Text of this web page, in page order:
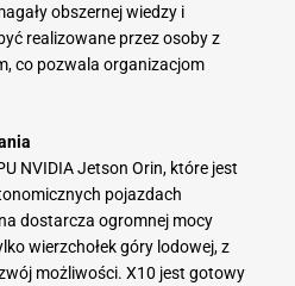
obszernej wiedzy i
realizowane przez osoby z
co pozwala organizacjom
NVIDIA Jetson Orin, które jest
pojazdach
dostarcza ogromnej mocy
wierzchołek góry lodowej, z
możliwości. X10 jest gotowy